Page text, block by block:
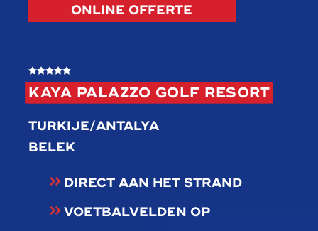
KAYA PALAZZO GOLF RESORT
TURKIJE/ANTALYA
BELEK
DIRECT AAN HET STRAND
VOETBALVELDEN OP
ONLINE OFFERTE